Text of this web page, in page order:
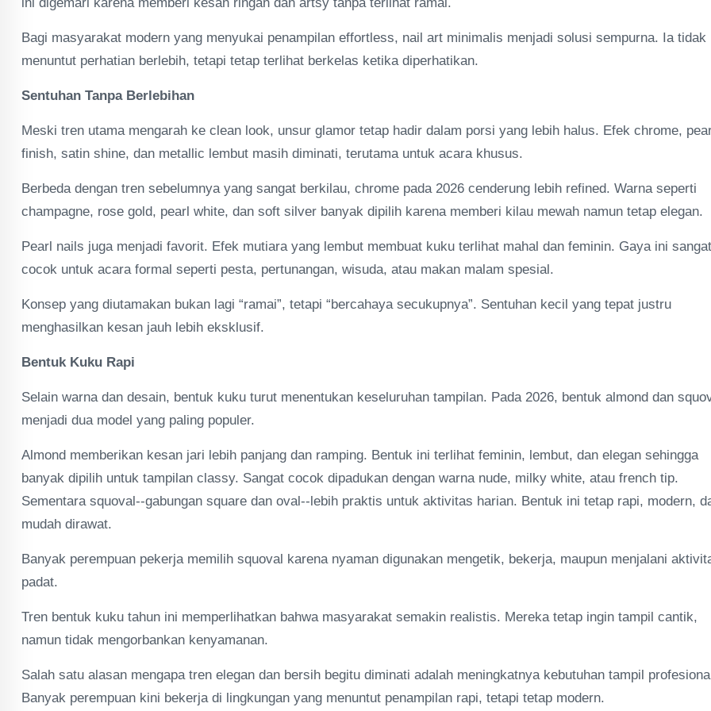
Bagi masyarakat modern yang menyukai penampilan effortless, nail art minimalis menjadi solusi sempurna. Ia tidak
menuntut perhatian berlebih, tetapi tetap terlihat berkelas ketika diperhatikan.
Sentuhan Tanpa Berlebihan
Meski tren utama mengarah ke clean look, unsur glamor tetap hadir dalam porsi yang lebih halus. Efek chrome,
finish, satin shine, dan metallic lembut masih diminati, terutama untuk acara khusus.
Berbeda dengan tren sebelumnya yang sangat berkilau, chrome pada 2026 cenderung lebih refined. Warna seperti
champagne, rose gold, pearl white, dan soft silver banyak dipilih karena memberi kilau mewah namun tetap elegan.
Pearl nails juga menjadi favorit. Efek mutiara yang lembut membuat kuku terlihat mahal dan feminin. Gaya ini sangat
cocok untuk acara formal seperti pesta, pertunangan, wisuda, atau makan malam spesial.
Konsep yang diutamakan bukan lagi “ramai”, tetapi “bercahaya secukupnya”. Sentuhan kecil yang tepat justru
menghasilkan kesan jauh lebih eksklusif.
Bentuk Kuku Rapi
Selain warna dan desain, bentuk kuku turut menentukan keseluruhan tampilan. Pada 2026, bentuk almond dan
menjadi dua model yang paling populer.
Almond memberikan kesan jari lebih panjang dan ramping. Bentuk ini terlihat feminin, lembut, dan elegan sehingga
banyak dipilih untuk tampilan classy. Sangat cocok dipadukan dengan warna nude, milky white, atau french tip.
Sementara squoval--gabungan square dan oval--lebih praktis untuk aktivitas harian. Bentuk ini tetap rapi, modern,
mudah dirawat.
Banyak perempuan pekerja memilih squoval karena nyaman digunakan mengetik, bekerja, maupun menjalani
padat.
Tren bentuk kuku tahun ini memperlihatkan bahwa masyarakat semakin realistis. Mereka tetap ingin tampil cantik,
namun tidak mengorbankan kenyamanan.
Salah satu alasan mengapa tren elegan dan bersih begitu diminati adalah meningkatnya kebutuhan tampil
Banyak perempuan kini bekerja di lingkungan yang menuntut penampilan rapi, tetapi tetap modern.